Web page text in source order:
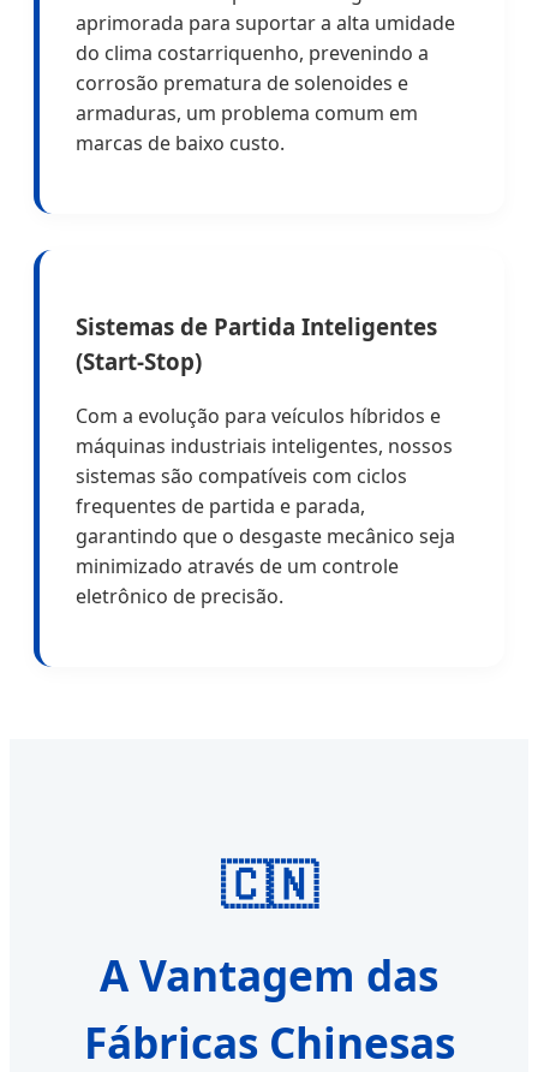
aprimorada para suportar a alta umidade
do clima costarriquenho, prevenindo a
corrosão prematura de solenoides e
armaduras, um problema comum em
marcas de baixo custo.
Sistemas de Partida Inteligentes
(Start-Stop)
Com a evolução para veículos híbridos e
máquinas industriais inteligentes, nossos
sistemas são compatíveis com ciclos
frequentes de partida e parada,
garantindo que o desgaste mecânico seja
minimizado através de um controle
eletrônico de precisão.
🇨🇳
A Vantagem das
Fábricas Chinesas